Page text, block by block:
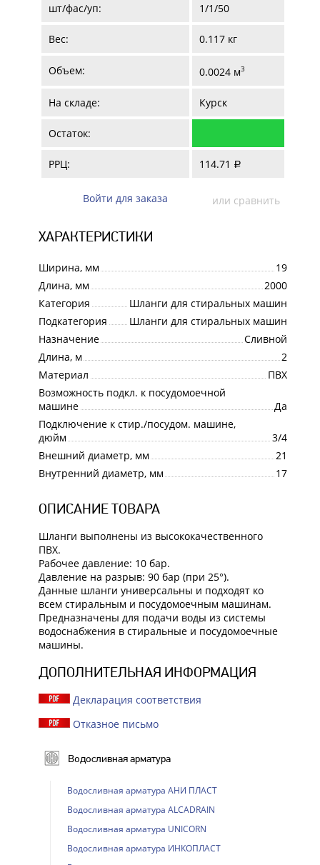
шт/фас/уп: 1/1/50
Вес: 0.117 кг
Объем: 0.0024 м3
На складе: Курск
Остаток:
РРЦ: 114.71 a
Войти для заказа или сравнить
ХАРАКТЕРИСТИКИ
Ширина, мм
19
Длина, мм
2000
Категория
Шланги для стиральных машин
Подкатегория
Шланги для стиральных машин
Назначение
Сливной
Длина, м
2
Материал
ПВХ
Возможность подкл. к посудомоечной
машине
Да
Подключение к стир./посудом. машине,
дюйм
3/4
Внешний диаметр, мм
21
Внутренний диаметр, мм
17
ОПИСАНИЕ ТОВАРА
Шланги выполнены из высококачественного
ПВХ.
Рабочее давление: 10 бар.
Давление на разрыв: 90 бар (при 25°).
Данные шланги универсальны и подходят ко
всем стиральным и посудомоечным машинам.
Предназначены для подачи воды из системы
водоснабжения в стиральные и посудомоечные
машины.
ДОПОЛНИТЕЛЬНАЯ ИНФОРМАЦИЯ
Декларация соответствия
Отказное письмо
Водосливная арматура
Водосливная арматура АНИ ПЛАСТ
Водосливная арматура ALCADRAIN
Водосливная арматура UNICORN
Водосливная арматура ИНКОПЛАСТ